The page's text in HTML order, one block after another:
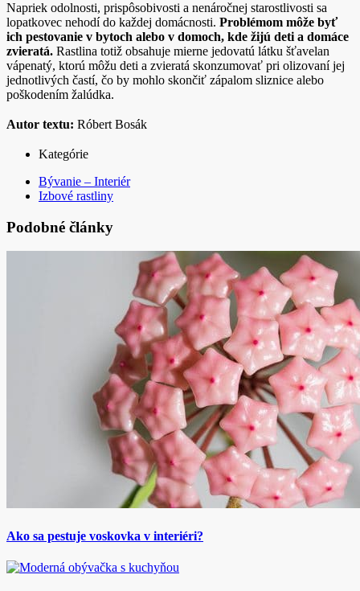
Napriek odolnosti, prispôsobivosti a nenáročnej starostlivosti sa
lopatkovec nehodí do každej domácnosti. Problémom môže byť
ich pestovanie v bytoch alebo v domoch, kde žijú deti a domáce
zvieratá. Rastlina totiž obsahuje mierne jedovatú látku šťavelan
vápenatý, ktorú môžu deti a zvieratá skonzumovať pri olizovaní jej
jednotlivých častí, čo by mohlo skončiť zápalom sliznice alebo
poškodením žalúdka.
Autor textu: Róbert Bosák
Kategórie
Bývanie – Interiér
Izbové rastliny
Podobné články
Ako sa pestuje voskovka v interiéri?